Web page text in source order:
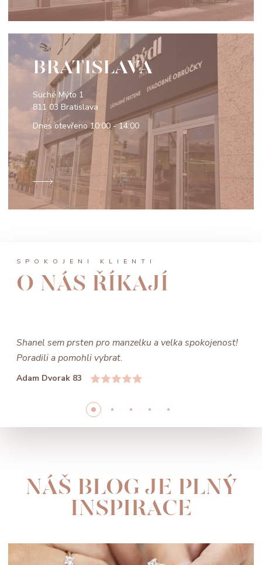
BRATISLAVA
Suché Mýto 1
811 03 Bratislava
Dnes otevřeno10:00 - 14:00
SPOKOJENÍ KLIENTI
O NÁS ŘÍKAJÍ
Shanel sem prsten pro manzelku a velka spokojenost!
Poradili a pomohli vybrat.
Adam Dvorak 83
NÁŠ BLOG JE PLNÝ
INSPIRACE